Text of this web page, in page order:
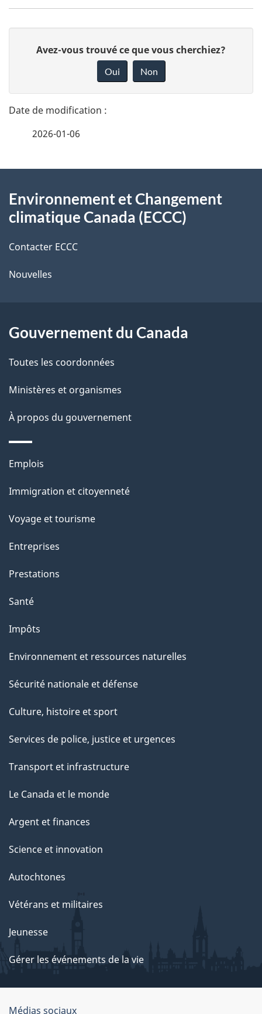
1
t
a
l
s
d
e
l
a
g
e
n
t
r
r
a
c
i
o
s
u
r
e
t
e
p
g
e
Avez-vous trouvé ce que vous cherchiez?
Oui Non
2026-01-06
propos
ce
site
Environnement et Changement
climatique Canada (ECCC)
Contacter ECCC
Nouvelles
Gouvernement du Canada
Toutes les coordonnées
Ministères et organismes
À propos du gouvernement
Thèmes
sujets
Emplois
Immigration et citoyenneté
Voyage et tourisme
Entreprises
Prestations
Santé
Impôts
Environnement et ressources naturelles
Sécurité nationale et défense
Culture, histoire et sport
Services de police, justice et urgences
Transport et infrastructure
Le Canada et le monde
Argent et finances
Science et innovation
Autochtones
Vétérans et militaires
Jeunesse
Gérer les événements de la vie
Médias sociaux